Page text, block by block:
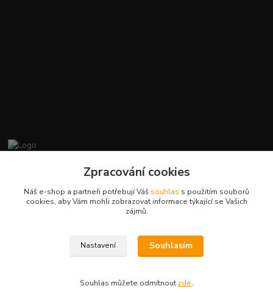
+420412384749
Zpracování cookies
Náš e-shop a partneři potřebují Váš souhlas s použitím souborů
cookies, aby Vám mohli zobrazovat informace týkající se Vašich
zájmů.
Nastavení Souhlasím
Souhlas můžete odmítnout zde.